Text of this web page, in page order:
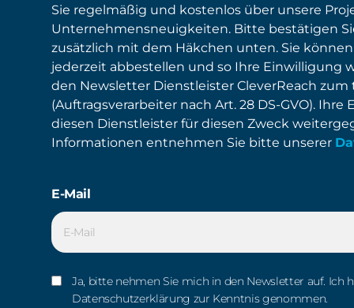
Sie regelmäßig und kostenlos über unsere
Unternehmensneuigkeiten. Bitte bestätigen
zusätzlich mit dem Häkchen unten. Sie
jederzeit abbestellen und so Ihre Einwilligung
den Newsletter Dienstleister CleverReach zum
(Auftragsverarbeiter nach Art. 28 DS-GVO). Ihre
diesen Dienstleister für diesen Zweck
Informationen entnehmen Sie bitte unserer
E-Mail
Ja, bitte nehmen Sie mich in den Newsletter auf. Ich
Datenschutzerklärung zur Kenntnis genommen.